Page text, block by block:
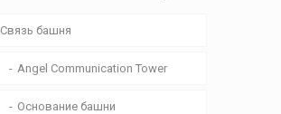
Связь башня
Angel Communication Tower
Основание башни